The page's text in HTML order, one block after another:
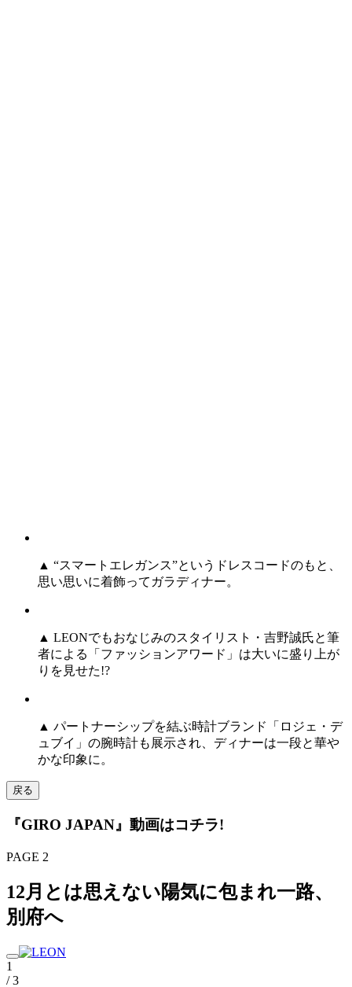
▲ “スマートエレガンス”というドレスコードのもと、
思い思いに着飾ってガラディナー。
▲ LEONでもおなじみのスタイリスト・吉野誠氏と筆
者による「ファッションアワード」は大いに盛り上が
りを見せた!?
▲ パートナーシップを結ぶ時計ブランド「ロジェ・デ
ュブイ」の腕時計も展示され、ディナーは一段と華や
かな印象に。
戻る
『GIRO JAPAN』動画はコチラ!
PAGE 2
12月とは思えない陽気に包まれ一路、
別府へ
1
/ 3